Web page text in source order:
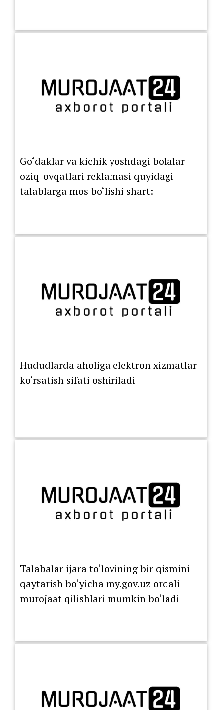
Go‘daklar va kichik yoshdagi bolalar
oziq-ovqatlari reklamasi quyidagi
talablarga mos bo‘lishi shart:
Hududlarda aholiga elektron xizmatlar
ko‘rsatish sifati oshiriladi
Talabalar ijara to‘lovining bir qismini
qaytarish bo‘yicha my.gov.uz orqali
murojaat qilishlari mumkin bo‘ladi